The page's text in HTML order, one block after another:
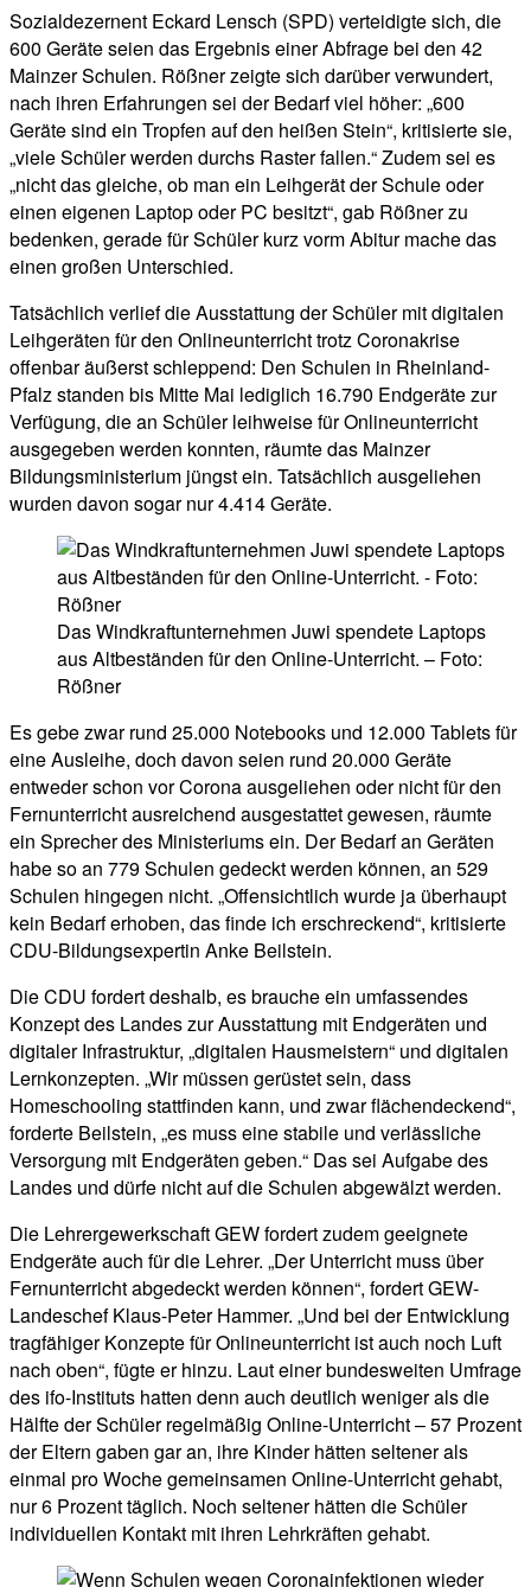
Sozialdezernent Eckard Lensch (SPD) verteidigte sich, die
600 Geräte seien das Ergebnis einer Abfrage bei den 42
Mainzer Schulen. Rößner zeigte sich darüber verwundert,
nach ihren Erfahrungen sei der Bedarf viel höher: „600
Geräte sind ein Tropfen auf den heißen Stein“, kritisierte sie,
„viele Schüler werden durchs Raster fallen.“ Zudem sei es
„nicht das gleiche, ob man ein Leihgerät der Schule oder
einen eigenen Laptop oder PC besitzt“, gab Rößner zu
bedenken, gerade für Schüler kurz vorm Abitur mache das
einen großen Unterschied.
Tatsächlich verlief die Ausstattung der Schüler mit digitalen
Leihgeräten für den Onlineunterricht trotz Coronakrise
offenbar äußerst schleppend: Den Schulen in Rheinland-
Pfalz standen bis Mitte Mai lediglich 16.790 Endgeräte zur
Verfügung, die an Schüler leihweise für Onlineunterricht
ausgegeben werden konnten, räumte das Mainzer
Bildungsministerium jüngst ein. Tatsächlich ausgeliehen
wurden davon sogar nur 4.414 Geräte.
Das Windkraftunternehmen Juwi spendete Laptops
aus Altbeständen für den Online-Unterricht. – Foto:
Rößner
Es gebe zwar rund 25.000 Notebooks und 12.000 Tablets für
eine Ausleihe, doch davon seien rund 20.000 Geräte
entweder schon vor Corona ausgeliehen oder nicht für den
Fernunterricht ausreichend ausgestattet gewesen, räumte
ein Sprecher des Ministeriums ein. Der Bedarf an Geräten
habe so an 779 Schulen gedeckt werden können, an 529
Schulen hingegen nicht. „Offensichtlich wurde ja überhaupt
kein Bedarf erhoben, das finde ich erschreckend“, kritisierte
CDU-Bildungsexpertin Anke Beilstein.
Die CDU fordert deshalb, es brauche ein umfassendes
Konzept des Landes zur Ausstattung mit Endgeräten und
digitaler Infrastruktur, „digitalen Hausmeistern“ und digitalen
Lernkonzepten. „Wir müssen gerüstet sein, dass
Homeschooling stattfinden kann, und zwar flächendeckend“,
forderte Beilstein, „es muss eine stabile und verlässliche
Versorgung mit Endgeräten geben.“ Das sei Aufgabe des
Landes und dürfe nicht auf die Schulen abgewälzt werden.
Die Lehrergewerkschaft GEW fordert zudem geeignete
Endgeräte auch für die Lehrer. „Der Unterricht muss über
Fernunterricht abgedeckt werden können“, fordert GEW-
Landeschef Klaus-Peter Hammer. „Und bei der Entwicklung
tragfähiger Konzepte für Onlineunterricht ist auch noch Luft
nach oben“, fügte er hinzu. Laut einer bundesweiten Umfrage
des ifo-Instituts hatten denn auch deutlich weniger als die
Hälfte der Schüler regelmäßig Online-Unterricht – 57 Prozent
der Eltern gaben gar an, ihre Kinder hätten seltener als
einmal pro Woche gemeinsamen Online-Unterricht gehabt,
nur 6 Prozent täglich. Noch seltener hätten die Schüler
individuellen Kontakt mit ihren Lehrkräften gehabt.